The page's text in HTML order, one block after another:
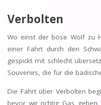
Verbolten
Wo einst der böse Wolf zu
einer Fahrt durch den
gespickt mit schlecht
Souvenirs, die für die
Die Fahrt über Verbolten
bevor wir richtig Gas